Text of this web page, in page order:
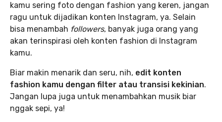
kamu sering foto dengan fashion yang keren, jangan
ragu untuk dijadikan konten Instagram, ya. Selain
bisa menambah followers, banyak juga orang yang
akan terinspirasi oleh konten fashion di Instagram
kamu.
Biar makin menarik dan seru, nih, edit konten
fashion kamu dengan filter atau transisi kekinian.
Jangan lupa juga untuk menambahkan musik biar
nggak sepi, ya!